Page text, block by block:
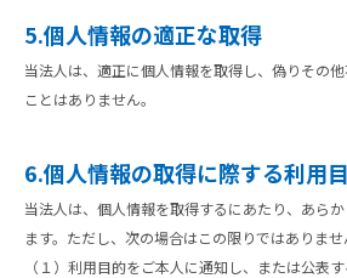
5.個人情報の適正な取得
当法人は、適正に個人情報を取得し、偽りその
ことはありません。
6.個人情報の取得に際する利用
当法人は、個人情報を取得するにあたり、あら
ます。ただし、次の場合はこの限りではありませ
（１）利用目的をご本人に通知し、または公表